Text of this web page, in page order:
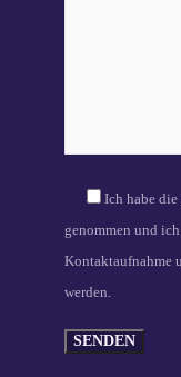
Ich habe die
genommen und
Kontaktaufnahme
werden.